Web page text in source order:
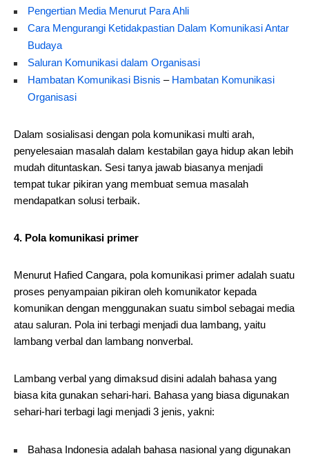
Pengertian Media Menurut Para Ahli
Cara Mengurangi Ketidakpastian Dalam Komunikasi Antar
Budaya
Saluran Komunikasi dalam Organisasi
Hambatan Komunikasi Bisnis – Hambatan Komunikasi
Organisasi
Dalam sosialisasi dengan pola komunikasi multi arah,
penyelesaian masalah dalam kestabilan gaya hidup akan lebih
mudah dituntaskan. Sesi tanya jawab biasanya menjadi
tempat tukar pikiran yang membuat semua masalah
mendapatkan solusi terbaik.
4. Pola komunikasi primer
Menurut Hafied Cangara, pola komunikasi primer adalah suatu
proses penyampaian pikiran oleh komunikator kepada
komunikan dengan menggunakan suatu simbol sebagai media
atau saluran. Pola ini terbagi menjadi dua lambang, yaitu
lambang verbal dan lambang nonverbal.
Lambang verbal yang dimaksud disini adalah bahasa yang
biasa kita gunakan sehari-hari. Bahasa yang biasa digunakan
sehari-hari terbagi lagi menjadi 3 jenis, yakni:
Bahasa Indonesia adalah bahasa nasional yang digunakan